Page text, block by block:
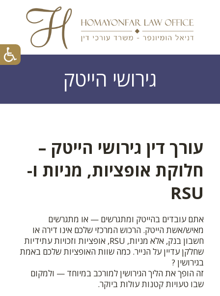
גירושי הייטק
עורך דין גירושי הייטק –
חלוקת אופציות, מניות ו-
RSU
אתם עובדים בהייטק ומתגרשים — או מתגרשים
מאיש/אשת הייטק. הרכוש המרכזי שלכם אינו דירה או
חשבון בנק, אלא מניות, RSU, אופציות וזכויות עתידיות
שחלקן עדיין על הנייר. כמה שוות האופציות שלכם באמת
בגירושין ?
זה הופך את הליך הגירושין למורכב במיוחד — ולמקום
שבו טעויות קטנות עולות ביוקר.